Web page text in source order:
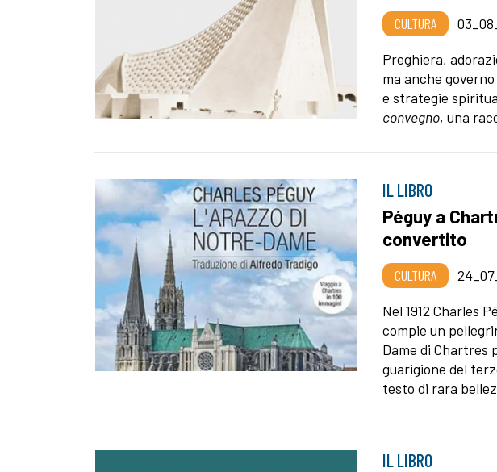
CULTURA
Preghiera,
ma anche
e strategie
convegno, una
IL LIBRO
Péguy a
convertito
CULTURA
Nel 1912 Charles
compie un
Dame di Chartres
guarigione del
testo di rara
IL LIBRO